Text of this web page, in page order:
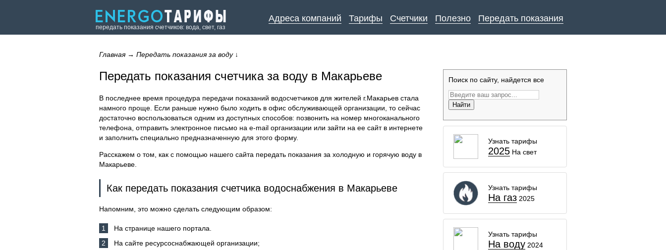
передать показания счетчиков: вода, свет, газ
Адреса компаний Тарифы Счетчики Полезно Передать показания
Главная→ Передать показания за воду↓
Передать показания счетчика за воду в Макарьеве
В последнее время процедура передачи показаний водосчетчиков для жителей г.Макарьев стала
намного проще. Если раньше нужно было ходить в офис обслуживающей организации, то сейчас
достаточно воспользоваться одним из доступных способов: позвонить на номер многоканального
телефона, отправить электронное письмо на e-mail организации или зайти на ее сайт в интернете
и заполнить специально предназначенную для этого форму.
Расскажем о том, как с помощью нашего сайта передать показания за холодную и горячую воду в
Макарьеве.
Как передать показания счетчика водоснабжения в Макарьеве
Напомним, это можно сделать следующим образом:
На странице нашего портала.
На сайте ресурсоснабжающей организации;
Поиск по сайту, найдется все
Найти
Узнать тарифы
2025 На свет
Узнать тарифы
На газ 2025
Узнать тарифы
На воду 2024